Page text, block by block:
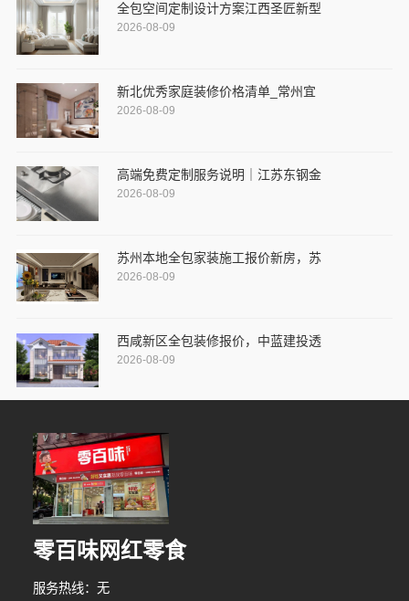
全包空间定制设计方案江西圣匠新型
2026-08-09
新北优秀家庭装修价格清单_常州宜
2026-08-09
高端免费定制服务说明｜江苏东钢金
2026-08-09
苏州本地全包家装施工报价新房，苏
2026-08-09
西咸新区全包装修报价，中蓝建投透
2026-08-09
零百味网红零食
服务热线：无